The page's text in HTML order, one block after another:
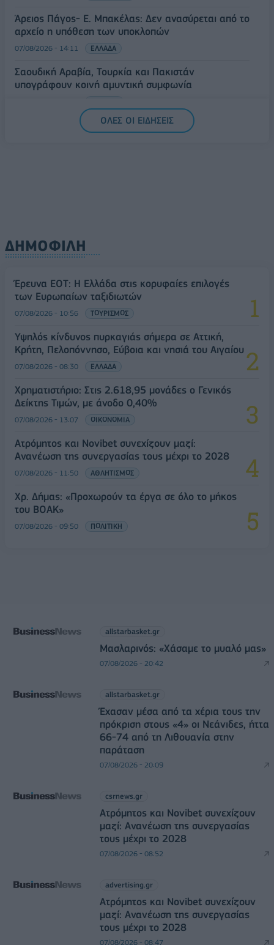
Άρειος Πάγος- Ε. Μπακέλας: Δεν ανασύρεται από το
αρχείο η υπόθεση των υποκλοπών
07/08/2026 - 14:11 ΕΛΛΑΔΑ
Σαουδική Αραβία, Τουρκία και Πακιστάν
υπογράφουν κοινή αμυντική συμφωνία
ΟΛΕΣ ΟΙ ΕΙΔΗΣΕΙΣ
ΔΗΜΟΦΙΛΗ
Έρευνα ΕΟΤ: Η Ελλάδα στις κορυφαίες επιλογές
των Ευρωπαίων ταξιδιωτών
07/08/2026 - 10:56 ΤΟΥΡΙΣΜΟΣ
Υψηλός κίνδυνος πυρκαγιάς σήμερα σε Αττική,
Κρήτη, Πελοπόννησο, Εύβοια και νησιά του Αιγαίου
07/08/2026 - 08:30 ΕΛΛΑΔΑ
Χρηματιστήριο: Στις 2.618,95 μονάδες ο Γενικός
Δείκτης Τιμών, με άνοδο 0,40%
07/08/2026 - 13:07 ΟΙΚΟΝΟΜΙΑ
Ατρόμητος και Novibet συνεχίζουν μαζί:
Ανανέωση της συνεργασίας τους μέχρι το 2028
07/08/2026 - 11:50 ΑΘΛΗΤΙΣΜΟΣ
Χρ. Δήμας: «Προχωρούν τα έργα σε όλο το μήκος
του ΒΟΑΚ»
07/08/2026 - 09:50 ΠΟΛΙΤΙΚΗ
allstarbasket.gr
Μασλαρινός: «Χάσαμε το μυαλό μας»
07/08/2026 - 20:42
allstarbasket.gr
Έχασαν μέσα από τα χέρια τους την
πρόκριση στους «4» οι Νεάνιδες, ήττα
66-74 από τη Λιθουανία στην
παράταση
07/08/2026 - 20:09
csrnews.gr
Ατρόμητος και Novibet συνεχίζουν
μαζί: Ανανέωση της συνεργασίας
τους μέχρι το 2028
07/08/2026 - 08:52
advertising.gr
Ατρόμητος και Novibet συνεχίζουν
μαζί: Ανανέωση της συνεργασίας
τους μέχρι το 2028
07/08/2026 - 08:47